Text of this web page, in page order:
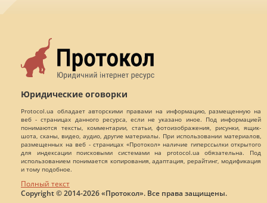
Юридические оговорки
Protocol.ua обладает авторскими правами на информацию, размещенную на
веб - страницах данного ресурса, если не указано иное. Под информацией
понимаются тексты, комментарии, статьи, фотоизображения, рисунки, ящик-
шота, сканы, видео, аудио, другие материалы. При использовании материалов,
размещенных на веб - страницах «Протокол» наличие гиперссылки открытого
для индексации поисковыми системами на protocol.ua обязательна. Под
использованием понимается копирования, адаптация, рерайтинг, модификация
и тому подобное.
Полный текст
Copyright © 2014-2026 «Протокол». Все права защищены.